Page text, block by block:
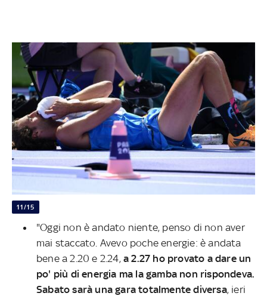
11/15
"Oggi non è andato niente, penso di non aver
mai staccato. Avevo poche energie: è andata
bene a 2.20 e 2.24, a 2.27 ho provato a dare un
po' più di energia ma la gamba non rispondeva.
Sabato sarà una gara totalmente diversa, ieri